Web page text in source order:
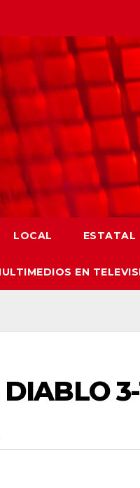
LOCAL ESTATAL
EN